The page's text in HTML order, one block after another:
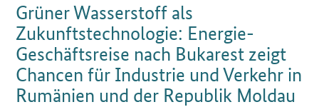
Grüner Wasserstoff als
Zukunftstechnologie: Energie-
Geschäftsreise nach Bukarest zeigt
Chancen für Industrie und Verkehr in
Rumänien und der Republik Moldau